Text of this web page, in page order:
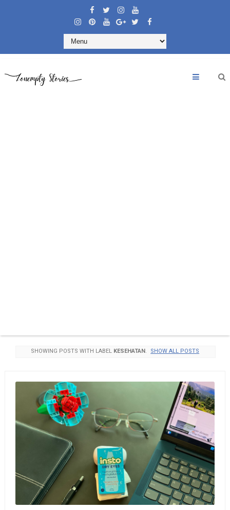
SHOWING POSTS WITH LABEL KESEHATAN . SHOW ALL POSTS